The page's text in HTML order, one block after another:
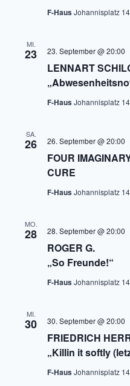
F-HausJohannisplatz
MI.
23
LENNART
23. September @ 20:00
F-HausJohannisplatz
SA.
26
FOUR
CURE
26. September @ 20:00
F-HausJohannisplatz
MO.
28
ROGER G.
„So Freunde!“
28. September @ 20:00
F-HausJohannisplatz
MI.
30
FRIEDRICH
„Killin it softly
30. September @ 20:00
F-HausJohannisplatz